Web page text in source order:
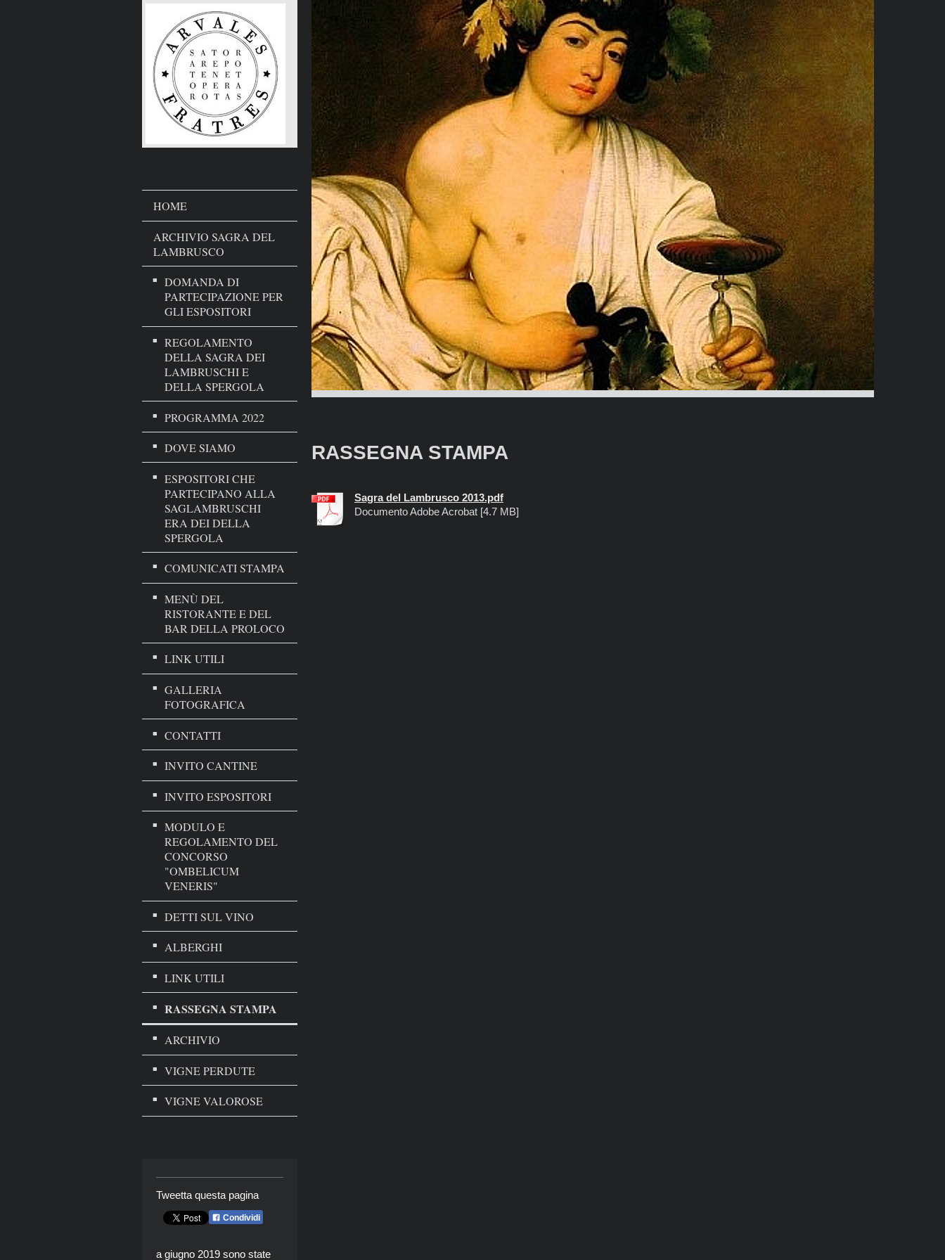
HOME
ARCHIVIO SAGRA DEL
LAMBRUSCO
DOMANDA DI
PARTECIPAZIONE PER
GLI ESPOSITORI
REGOLAMENTO
DELLA SAGRA DEI
LAMBRUSCHI E
DELLA SPERGOLA
PROGRAMMA 2022
DOVE SIAMO
ESPOSITORI CHE
PARTECIPANO ALLA
SAGLAMBRUSCHI
ERA DEI DELLA
SPERGOLA
COMUNICATI STAMPA
MENÙ DEL
RISTORANTE E DEL
BAR DELLA PROLOCO
LINK UTILI
GALLERIA
FOTOGRAFICA
CONTATTI
INVITO CANTINE
INVITO ESPOSITORI
MODULO E
REGOLAMENTO DEL
CONCORSO
"OMBELICUM
VENERIS"
DETTI SUL VINO
ALBERGHI
LINK UTILI
RASSEGNA STAMPA
ARCHIVIO
VIGNE PERDUTE
VIGNE VALOROSE
Tweetta questa pagina
Condividi
a giugno 2019 sono state
RASSEGNA STAMPA
Sagra del Lambrusco 2013.pdf
Documento Adobe Acrobat [4.7 MB]